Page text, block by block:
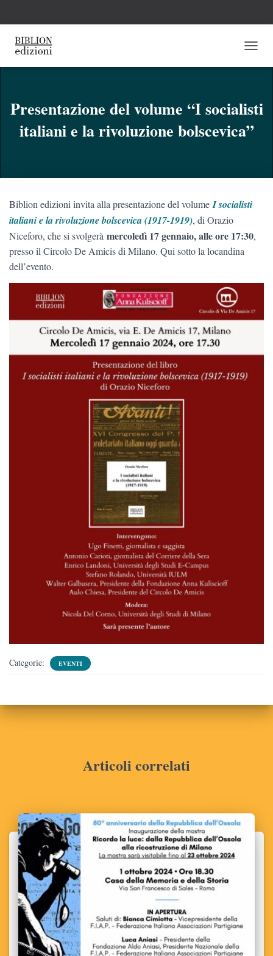
A
A
Z
G
E
Presentazione del volume “I socialisti
italiani e la rivoluzione bolscevica”
Biblion edizioni invita alla presentazione del volume I socialisti
italiani e la rivoluzione bolscevica (1917-1919), di Orazio
Niceforo, che si svolgerà mercoledì 17 gennaio, alle ore 17:30,
presso il Circolo De Amicis di Milano. Qui sotto la locandina
dell’evento.
Categorie: EVENTI
Articoli correlati